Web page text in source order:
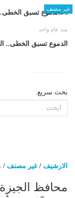
غير مصنف
منذ عام واحد
الدموع تسبق الخطى..
بحث سريع:
الارشيف /غير مصنف /
محافظ